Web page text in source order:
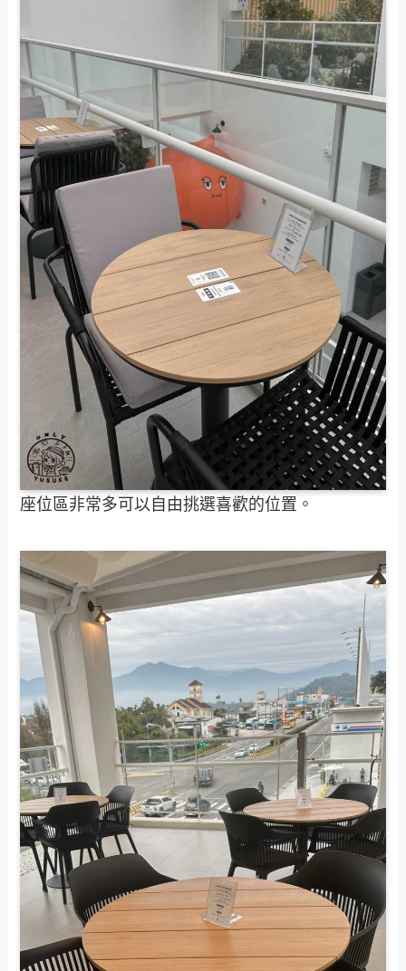
座位區非常多可以自由挑選喜歡的位置。